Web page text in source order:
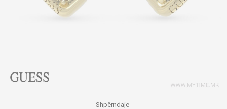
Shpërndaje